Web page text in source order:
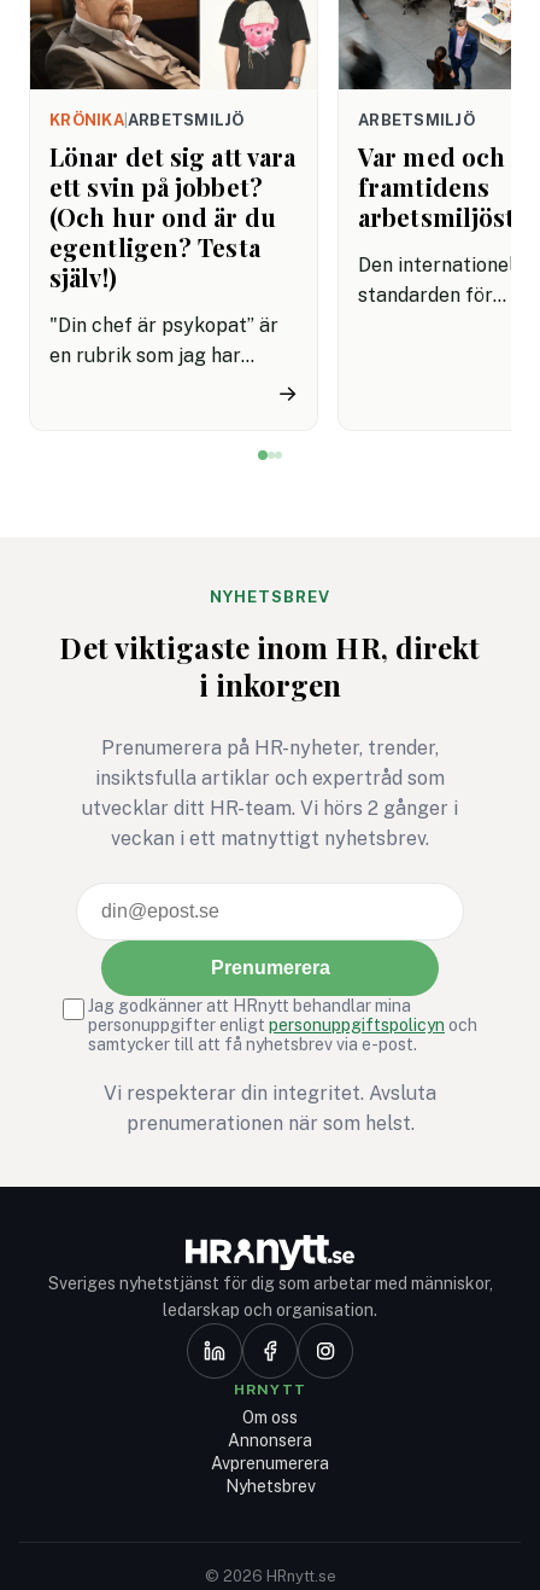
KRÖNIKA| ARBETSMILJÖ
Lönar det sig att vara
ett svin på jobbet?
(Och hur ond är du
egentligen? Testa
själv!)
"Din chef är psykopat” är
en rubrik som jag har
har jag bildsatt den med
Cards”. Han är den ultimata
beteendevetare kallar
”Den mörka triaden” –
människans tre mest
destruktiva drag:
narcissism, psykopati och
machiavellianism (en
attityd).
→
ARBETSMILJÖ
Var med och
framtidens
Den internationella
standarden för
över.
NYHETSBREV
Det viktigaste inom HR, direkt
i inkorgen
Prenumerera på HR-nyheter, trender,
insiktsfulla artiklar och expertråd som
utvecklar ditt HR-team. Vi hörs 2 gånger i
veckan i ett matnyttigt nyhetsbrev.
Prenumerera
Jag godkänner att HRnytt behandlar mina
personuppgifter enligt personuppgiftspolicyn och
samtycker till att få nyhetsbrev via e-post.
Vi respekterar din integritet. Avsluta
prenumerationen när som helst.
Sveriges nyhetstjänst för dig som arbetar med människor,
ledarskap och organisation.
HRNYTT
Om oss
Annonsera
Avprenumerera
Nyhetsbrev
© 2026 HRnytt.se